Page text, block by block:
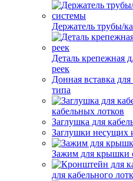
Держатель трубы/
Деталь крепежная
реек
Донная вставка
типа
кабельных лотков
Заглушка для
Заглушки несущих
Зажим для крышки
для кабельного